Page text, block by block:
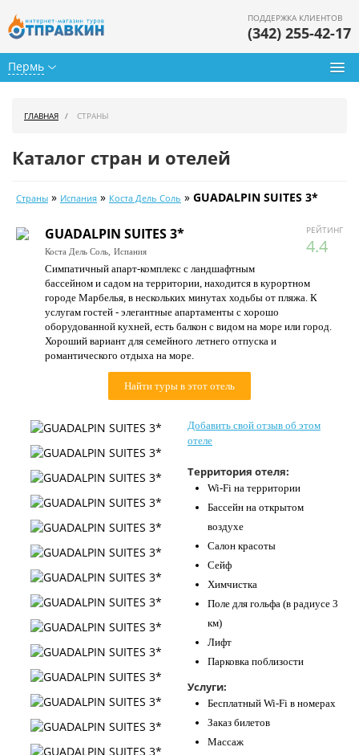
Пермь
ПОДДЕРЖКА КЛИЕНТОВ
(342) 255-42-17
Календарь туров
Цены дня
Страны
Как купить
О нас
ГЛАВНАЯ СТРАНЫ
Каталог стран и отелей
Страны » Испания » Коста Дель Соль » GUADALPIN SUITES 3*
РЕЙТИНГ
4.4
GUADALPIN SUITES 3*
Коста Дель Соль, Испания
Симпатичный апарт-комплекс с ландшафтным
бассейном и садом на территории, находится в курортном
городе Марбелья, в нескольких минутах ходьбы от пляжа. К
услугам гостей - элегантные апартаменты с хорошо
оборудованной кухней, есть балкон с видом на море или город.
Хороший вариант для семейного летнего отпуска и
романтического отдыха на море.
Найти туры в этот отель
Добавить свой отзыв об этом
отеле
Территория отеля:
Wi-Fi на территории
Бассейн на открытом
воздухе
Салон красоты
Сейф
Химчистка
Поле для гольфа (в радиусе 3
км)
Лифт
Парковка поблизости
Услуги:
Бесплатный Wi-Fi в номерах
Заказ билетов
Массаж